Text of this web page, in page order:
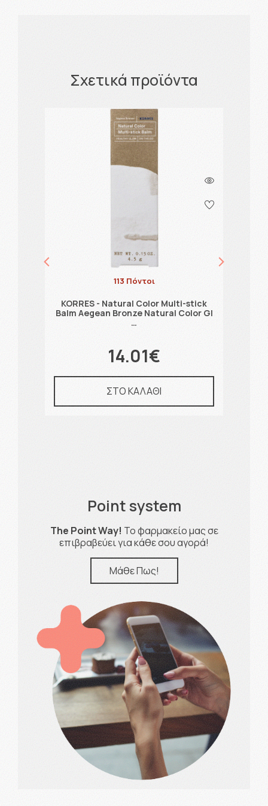
Σχετικά προϊόντα
113 Πόντοι
KORRES - Natural Color Multi-stick
Balm Aegean Bronze Natural Color Gl
…
14.01€
ΣΤΟ ΚΑΛΑΘΙ
Point system
The Point Way! Το φαρμακείο μας σε
επιβραβεύει για κάθε σου αγορά!
Μάθε Πως!